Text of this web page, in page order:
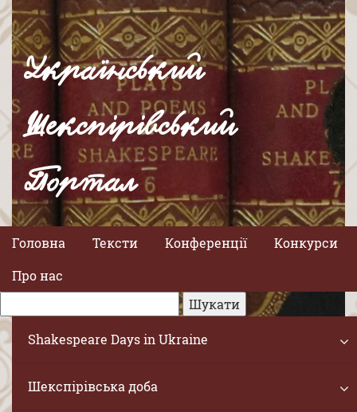
Український
Шекспірівський
Портал
Головна Тексти Конференції
Конкурси
Про нас
Shakespeare Days in Ukraine
Шекспірівська доба